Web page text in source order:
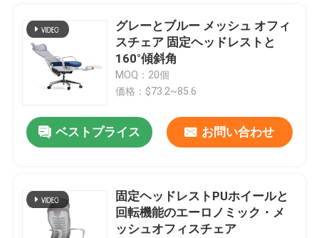
グレーとブルー メッシュ オフィ
スチェア 固定ヘッドレストと
160°傾斜角
MOQ：20個
価格：$73.2~85.6
ベストプライス お問い合わせ
固定ヘッドレストPUホイールと
回転機能のエーロノミック・メ
ッシュオフィスチェア